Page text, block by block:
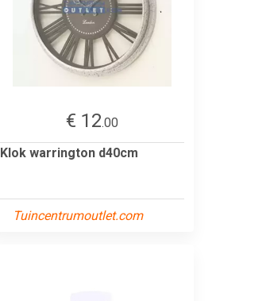
€ 12.00
Klok warrington d40cm
Tuincentrumoutlet.com